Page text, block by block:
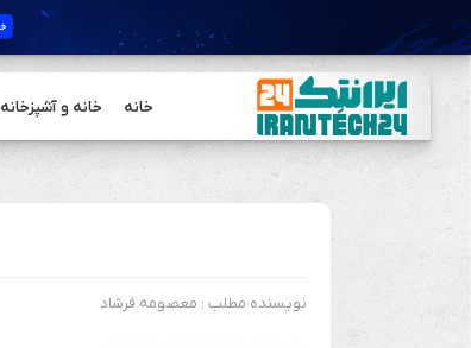
خانه خانه و آشپزخانه
نویسنده مطلب : معصومه فرشاد